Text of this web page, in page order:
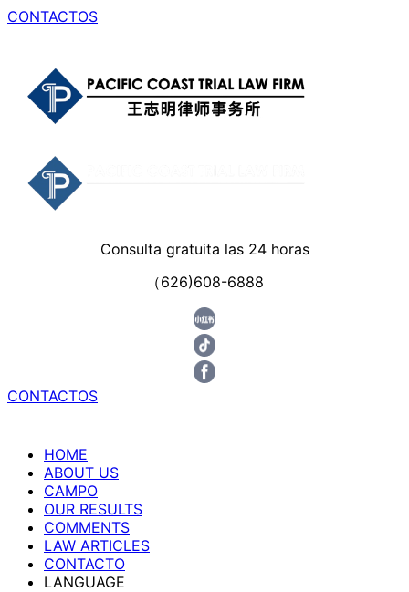
CONTACTOS
Consulta gratuita las 24 horas
（626)608-6888
CONTACTOS
HOME
ABOUT US
CAMPO
OUR RESULTS
COMMENTS
LAW ARTICLES
CONTACTO
LANGUAGE